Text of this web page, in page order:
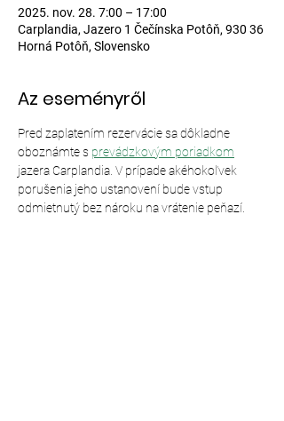
2025. nov. 28. 7:00 – 17:00
Carplandia, Jazero 1 Čečínska Potôň, 930 36
Horná Potôň, Slovensko
Az eseményről
Pred zaplatením rezervácie sa dôkladne
oboznámte s prevádzkovým poriadkom
jazera Carplandia. V prípade akéhokoľvek
porušenia jeho ustanovení bude vstup
odmietnutý bez nároku na vrátenie peňazí.